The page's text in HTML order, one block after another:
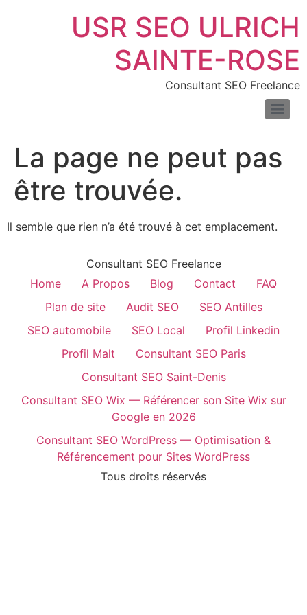
USR SEO ULRICH
SAINTE-ROSE
Consultant SEO Freelance
La page ne peut pas
être trouvée.
Il semble que rien n’a été trouvé à cet emplacement.
Consultant SEO Freelance
Home
A Propos Blog Contact
FAQ
Plan de site
Audit SEO
SEO Antilles
SEO automobile
SEO Local
Profil Linkedin
Profil Malt
Consultant SEO Paris
Consultant SEO Saint-Denis
Consultant SEO Wix — Référencer son Site Wix sur
Google en 2026
Consultant SEO WordPress — Optimisation &
Référencement pour Sites WordPress
Tous droits réservés